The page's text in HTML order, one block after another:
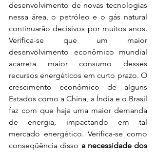
desenvolvimento de novas tecnologias
nessa área, o petróleo e o gás natural
continuarão decisivos por muitos anos.
Verifica-se que um maior
desenvolvimento econômico mundial
acarreta maior consumo desses
recursos energéticos em curto prazo. O
crescimento econômico de alguns
Estados como a China, a Índia e o Brasil
faz com que haja uma maior demanda
de energia, impactando em tal
mercado energético. Verifica-se como
conseqüência disso a necessidade dos